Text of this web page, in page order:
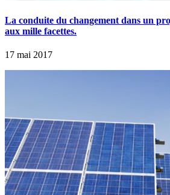
La conduite du changement dans un
aux mille facettes.
17 mai 2017